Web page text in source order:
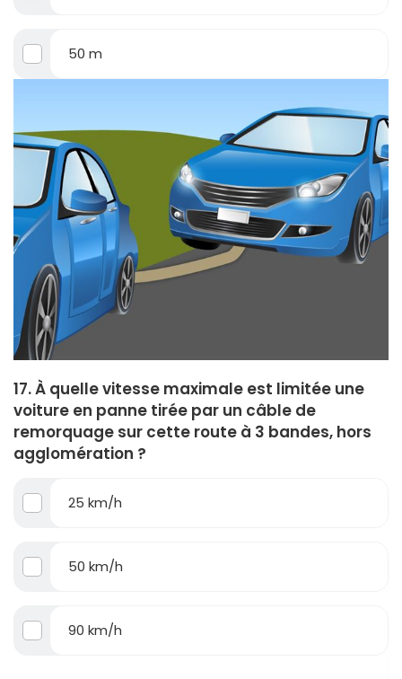
50 m
17. À quelle vitesse maximale est limitée une
voiture en panne tirée par un câble de
remorquage sur cette route à 3 bandes, hors
agglomération ?
25 km/h
50 km/h
90 km/h